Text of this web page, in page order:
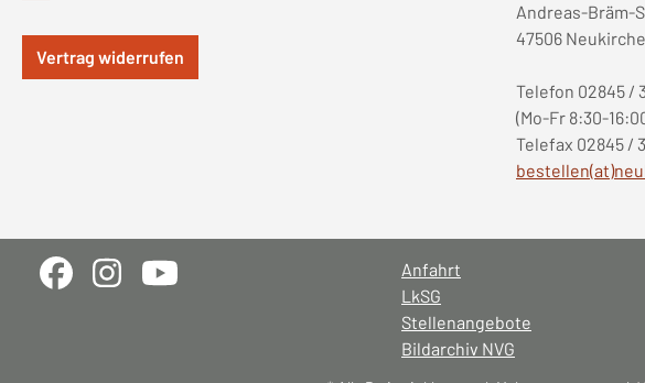
Vertrag widerrufen
Andreas-Bräm-
47506
Telefon 02845 /
(Mo-Fr 8:30-
Telefax 02845 /
Anfahrt
LkSG
Stellenangebote
Bildarchiv NVG